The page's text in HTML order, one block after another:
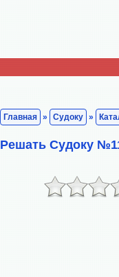
Главная » Судоку »
Решать Судоку